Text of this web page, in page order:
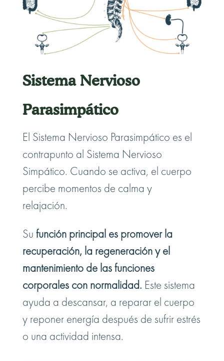
Sistema Nervioso
Parasimpático
El Sistema Nervioso Parasimpático es el
contrapunto al Sistema Nervioso
Simpático. Cuando se activa, el cuerpo
percibe momentos de calma y
relajación.
Su función principal es promover la
recuperación, la regeneración y el
mantenimiento de las funciones
corporales con normalidad. Este sistema
ayuda a descansar, a reparar el cuerpo
y reponer energía después de sufrir estrés
o una actividad intensa.